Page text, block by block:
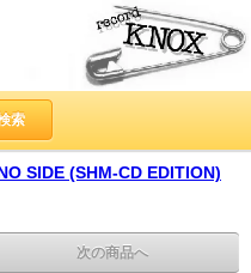
索
SIDE (SHM-CD EDITION)
次の商品へ